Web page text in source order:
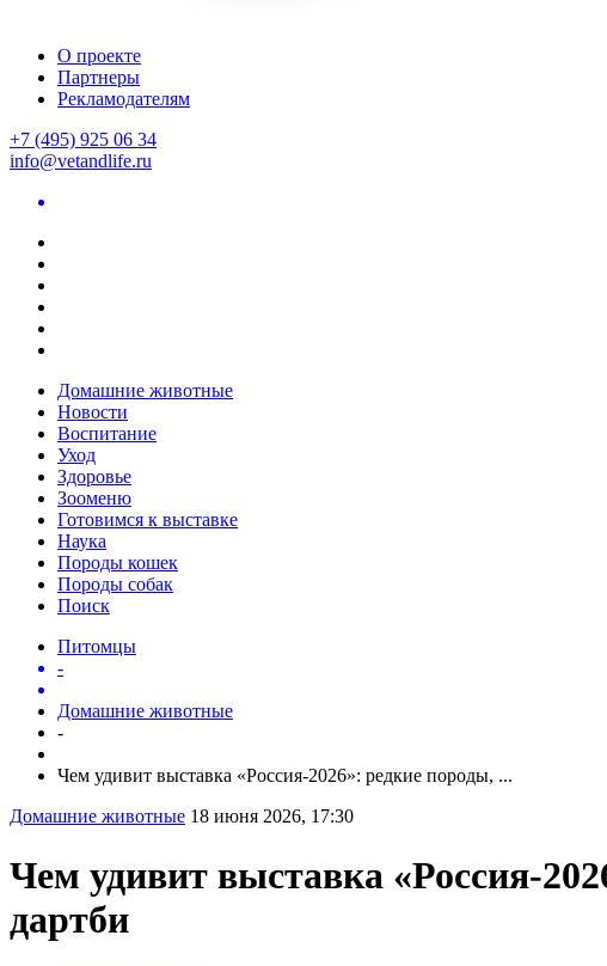
О проекте
Партнеры
Рекламодателям
+7 (495) 925 06 34
info@vetandlife.ru
Домашние животные
Новости
Воспитание
Уход
Здоровье
Зооменю
Готовимся к выставке
Наука
Породы кошек
Породы собак
Поиск
Питомцы
-
Домашние животные
-
Чем удивит выставка «Россия-2026»: редкие породы, ...
Домашние животные 18 июня 2026, 17:30
Чем удивит выставка «Россия-
дартби